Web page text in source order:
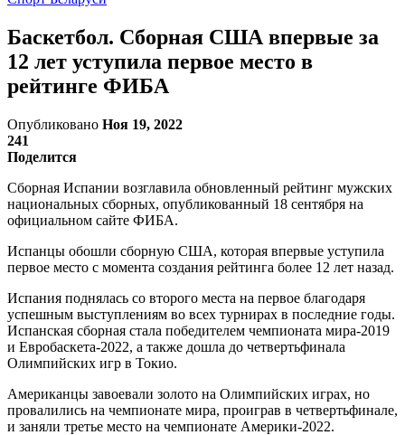
Баскетбол. Сборная США впервые за
12 лет уступила первое место в
рейтинге ФИБА
Опубликовано Ноя 19, 2022
241
Поделится
Сборная Испании возглавила обновленный рейтинг мужских
национальных сборных, опубликованный 18 сентября на
официальном сайте ФИБА.
Испанцы обошли сборную США, которая впервые уступила
первое место с момента создания рейтинга более 12 лет назад.
Испания поднялась со второго места на первое благодаря
успешным выступлениям во всех турнирах в последние годы.
Испанская сборная стала победителем чемпионата мира-2019
и Евробаскета-2022, а также дошла до четвертьфинала
Олимпийских игр в Токио.
Американцы завоевали золото на Олимпийских играх, но
провалились на чемпионате мира, проиграв в четвертьфинале,
и заняли третье место на чемпионате Америки-2022.